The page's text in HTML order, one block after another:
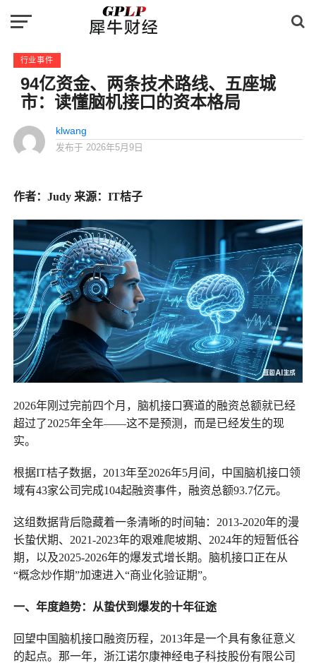
行业事件
94亿资金、两条技术路线、五座城
市：读懂脑机接口的资本格局
klwang
发布于 2026年5月9日
作者：Judy 来源：IT桔子
2026年刚过完前四个月，脑机接口赛道的融资总额就已经
超过了2025年全年——这不是预测，而是已经发生的现
实。
根据IT桔子数据，2013年至2026年5月间，中国脑机接口领
域有43家公司完成104起融资事件，融资总额93.7亿元。
这组数据背后隐藏着一条清晰的时间轴：2013-2020年的漫
长蛰伏期、2021-2023年的艰难爬坡期、2024年的短暂低谷
期，以及2025-2026年的爆发式增长期。脑机接口正在从
“概念炒作期”加速进入“商业化验证期”。
一、年度趋势：从蛰伏到爆发的十年征途
回望中国脑机接口融资历程，2013年是一个具有象征意义
的起点。那一年，浙江诺尔康神经电子科技股份有限公司